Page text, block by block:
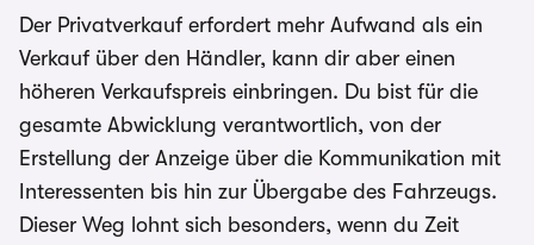
Der Privatverkauf erfordert mehr Aufwand als ein
Verkauf über den Händler, kann dir aber einen
höheren Verkaufspreis einbringen. Du bist für die
gesamte Abwicklung verantwortlich, von der
Erstellung der Anzeige über die Kommunikation mit
Interessenten bis hin zur Übergabe des Fahrzeugs.
Dieser Weg lohnt sich besonders, wenn du Zeit